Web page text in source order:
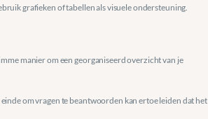
grafieken of tabellen als visuele ondersteuning.
manier om een georganiseerd overzicht van je
om vragen te beantwoorden kan ertoe leiden dat het